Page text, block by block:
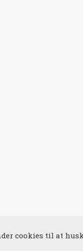
cookies til at